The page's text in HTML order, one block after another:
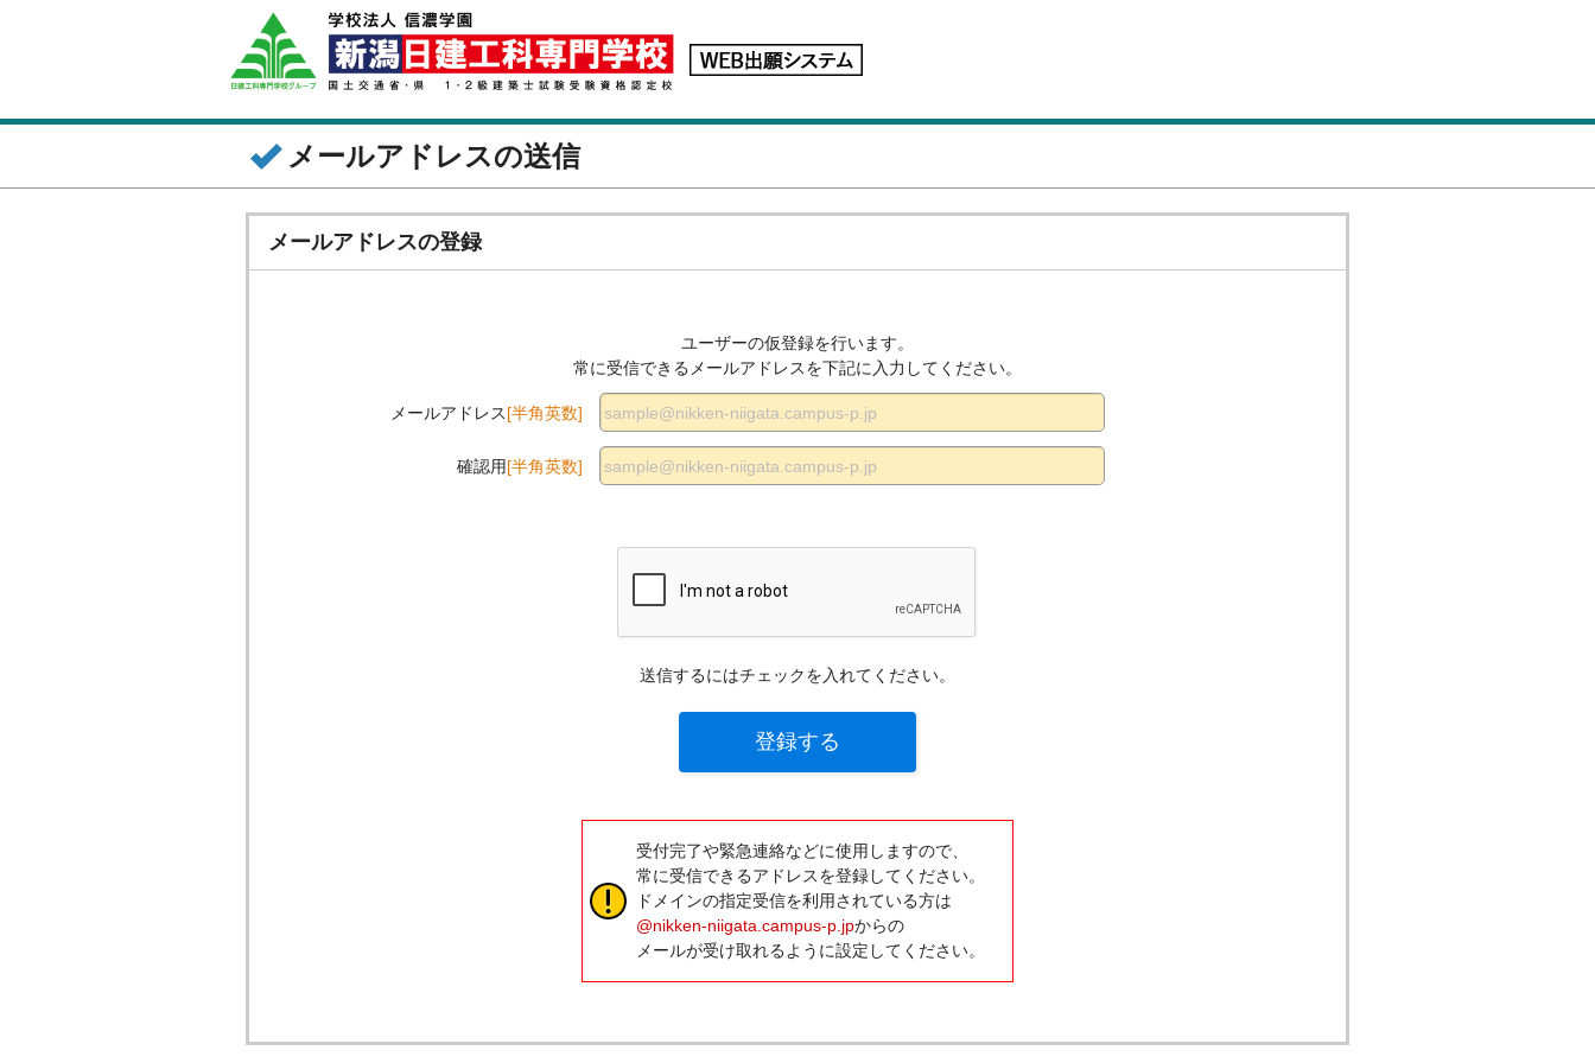
メールアドレスの送信
メールアドレスの登録
ユーザーの仮登録を行います。
常に受信できるメールアドレスを下記に入力してください。
メールアドレス[半角英数]
確認用[半角英数]
送信するにはチェックを入れてください。
登録する
受付完了や緊急連絡などに使用しますので、
常に受信できるアドレスを登録してください。
ドメインの指定受信を利用されている方は
@nikken-niigata.campus-p.jpからの
メールが受け取れるように設定してください。